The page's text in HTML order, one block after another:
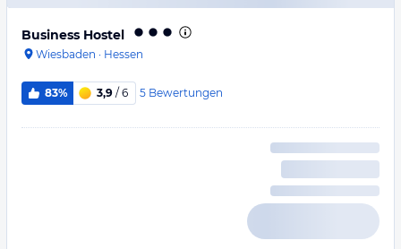
Business Hostel
Wiesbaden · Hessen
83% 3,9 / 6 5 Bewertungen